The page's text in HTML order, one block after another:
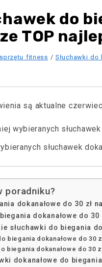
do
TOP
fitness /Słuchawki do
są aktualne
wybieranych
słuchawek
poradniku?
dokanałowe do 30 zł
dokanałowe do
słuchawki do biegania
biegania dokanałowe do 30
biegania dokanałowe do 30
dokanałowe do